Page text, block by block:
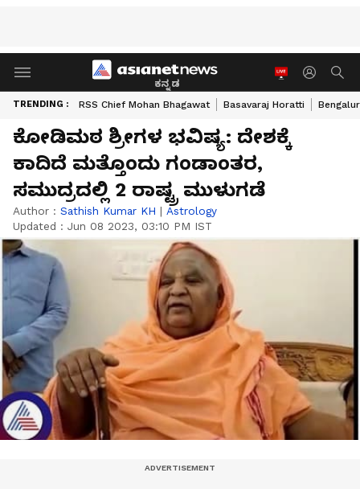
ಕನ್ನಡ
TRENDING : RSS Chief Mohan Bhagawat Basavaraj Horatti
ಕೋಡಿಮಠ ಶ್ರೀಗಳ ಭವಿಷ್ಯ: ದೇಶಕ್ಕೆ
ಕಾದಿದೆ ಮತ್ತೊಂದು ಗಂಡಾಂತರ,
ಸಮುದ್ರದಲ್ಲಿ 2 ರಾಷ್ಟ್ರ ಮುಳುಗಡೆ
Author : Sathish Kumar KH | Astrology
Updated : Jun 08 2023, 03:10 PM IST